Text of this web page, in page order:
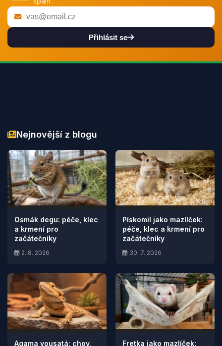
Přihlásit se
Nejnovější z blogu
Osmák degu: péče, klec
a krmení pro
začátečníky
2. 8. 2026
Pískomil jako mazlíček:
péče, klec a krmení pro
začátečníky
30. 7. 2026
Agama vousatá: chov,
Fretka jako mazlíček: